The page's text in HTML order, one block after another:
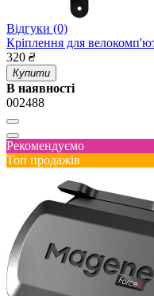
Відгуки (0)
Кріплення для
320 ₴
Купити
В наявності
002488
Рекомендуємо
Топ продажів